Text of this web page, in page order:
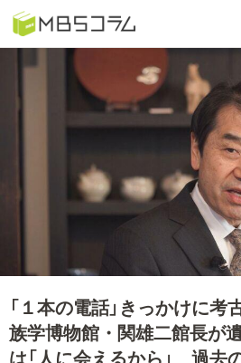
番組コラムから探す
日曜日の初耳学 復習編 エ
ダー』たちの泣き笑い
も
サタプラ ～気になる情
報をちょこっとプラス～
所
の
推しといつまでも 月
マニアックでメカニカル
そしてＭＢＳ的なＭなス
ポーツ
何
か
ト
「１本の電話」きっかけに
族学博物館・関雄二館長が
は「人に会えるから」 過去